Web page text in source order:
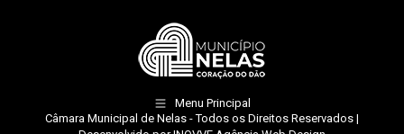
Menu Principal
Câmara Municipal de Nelas - Todos os Direitos Reservados |